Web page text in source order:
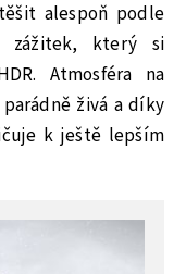
alespoň podle
zážitek, který si
Atmosféra na
živá a díky
k ještě lepším